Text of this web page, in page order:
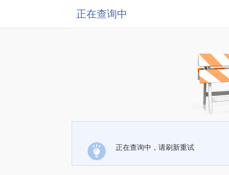
正在查询中
正在查询中，请刷新重试